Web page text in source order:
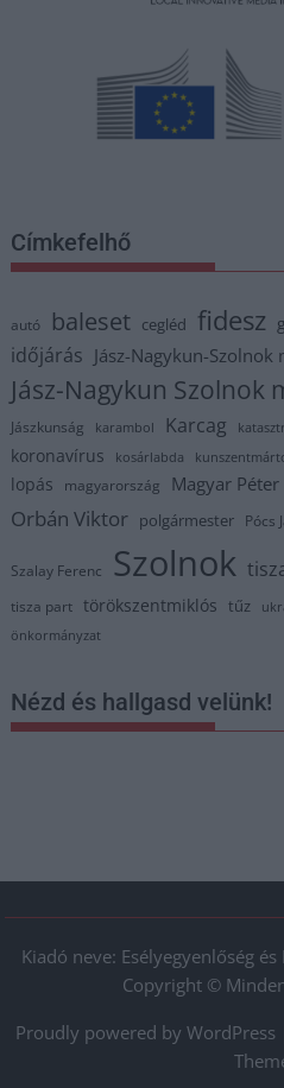
Címkefelhő
autó baleset cegléd fidesz
időjárás Jász-Nagykun-Szolnok
Jász-Nagykun Szolnok
Jászkunság karambol Karcag
koronavírus kosárlabda
lopás magyarország Magyar Péter
Orbán Viktor polgármester Pócs
Szalay Ferenc Szolnok
tisza part törökszentmiklós tűz
önkormányzat
Nézd és hallgasd velünk!
Kiadó neve: Esélyegyenlőség
Copyright ©
Proudly powered by WordPress